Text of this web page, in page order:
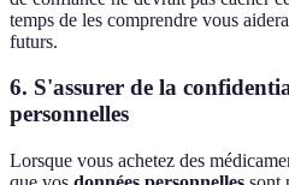
temps de les comprendre vous
futurs.
6. S'assurer de la
personnelles
Lorsque vous achetez des